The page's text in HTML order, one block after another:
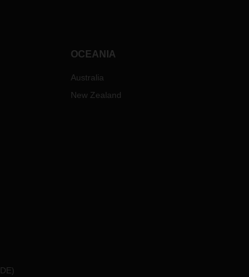
DE)
OCEANIA
Australia
New Zealand